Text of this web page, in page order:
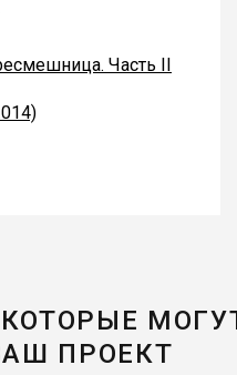
Часть II
ПРОЕКТ